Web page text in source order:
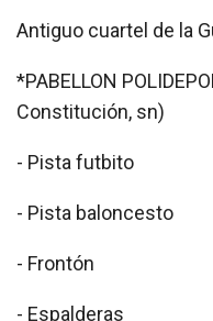
Antiguo cuartel de la
*PABELLON
Constitución, sn)
- Pista futbito
- Pista baloncesto
- Frontón
- Espalderas